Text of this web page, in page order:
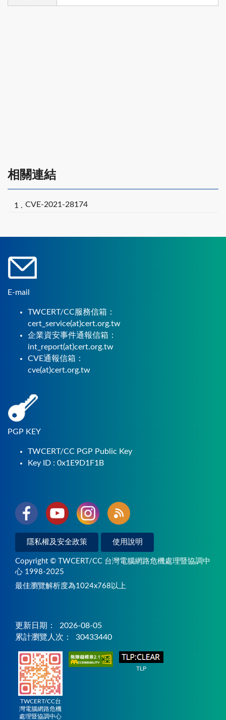
相關連結
CVE-2021-28174
E-mail
TWCERT/CC服務信箱：
cert_service(at)cert.org.tw
企業資安事件通報信箱：
int_report(at)cert.org.tw
CVE通報信箱：
cve(at)cert.org.tw
PGP KEY
TWCERT/CC PGP Public Key
Key ID : 0x1E9D1F1B
隱私權及安全政策 使用說明
Copyright © TWCERT/CC 台灣電腦網路危機處理暨協調中
心 1998-2025
最佳瀏覽解析度為1024x768以上
更新日期：
2026-08-05
累計瀏覽人次：
30433440
TWCERT/CC台
灣電腦網路危機
處理暨協調中心
TLP